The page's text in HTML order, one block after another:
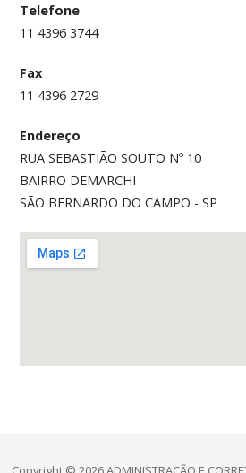
Telefone
11 4396 3744
Fax
11 4396 2729
Endereço
RUA SEBASTIÃO SOUTO Nº 10
BAIRRO DEMARCHI
SÃO BERNARDO DO CAMPO - SP